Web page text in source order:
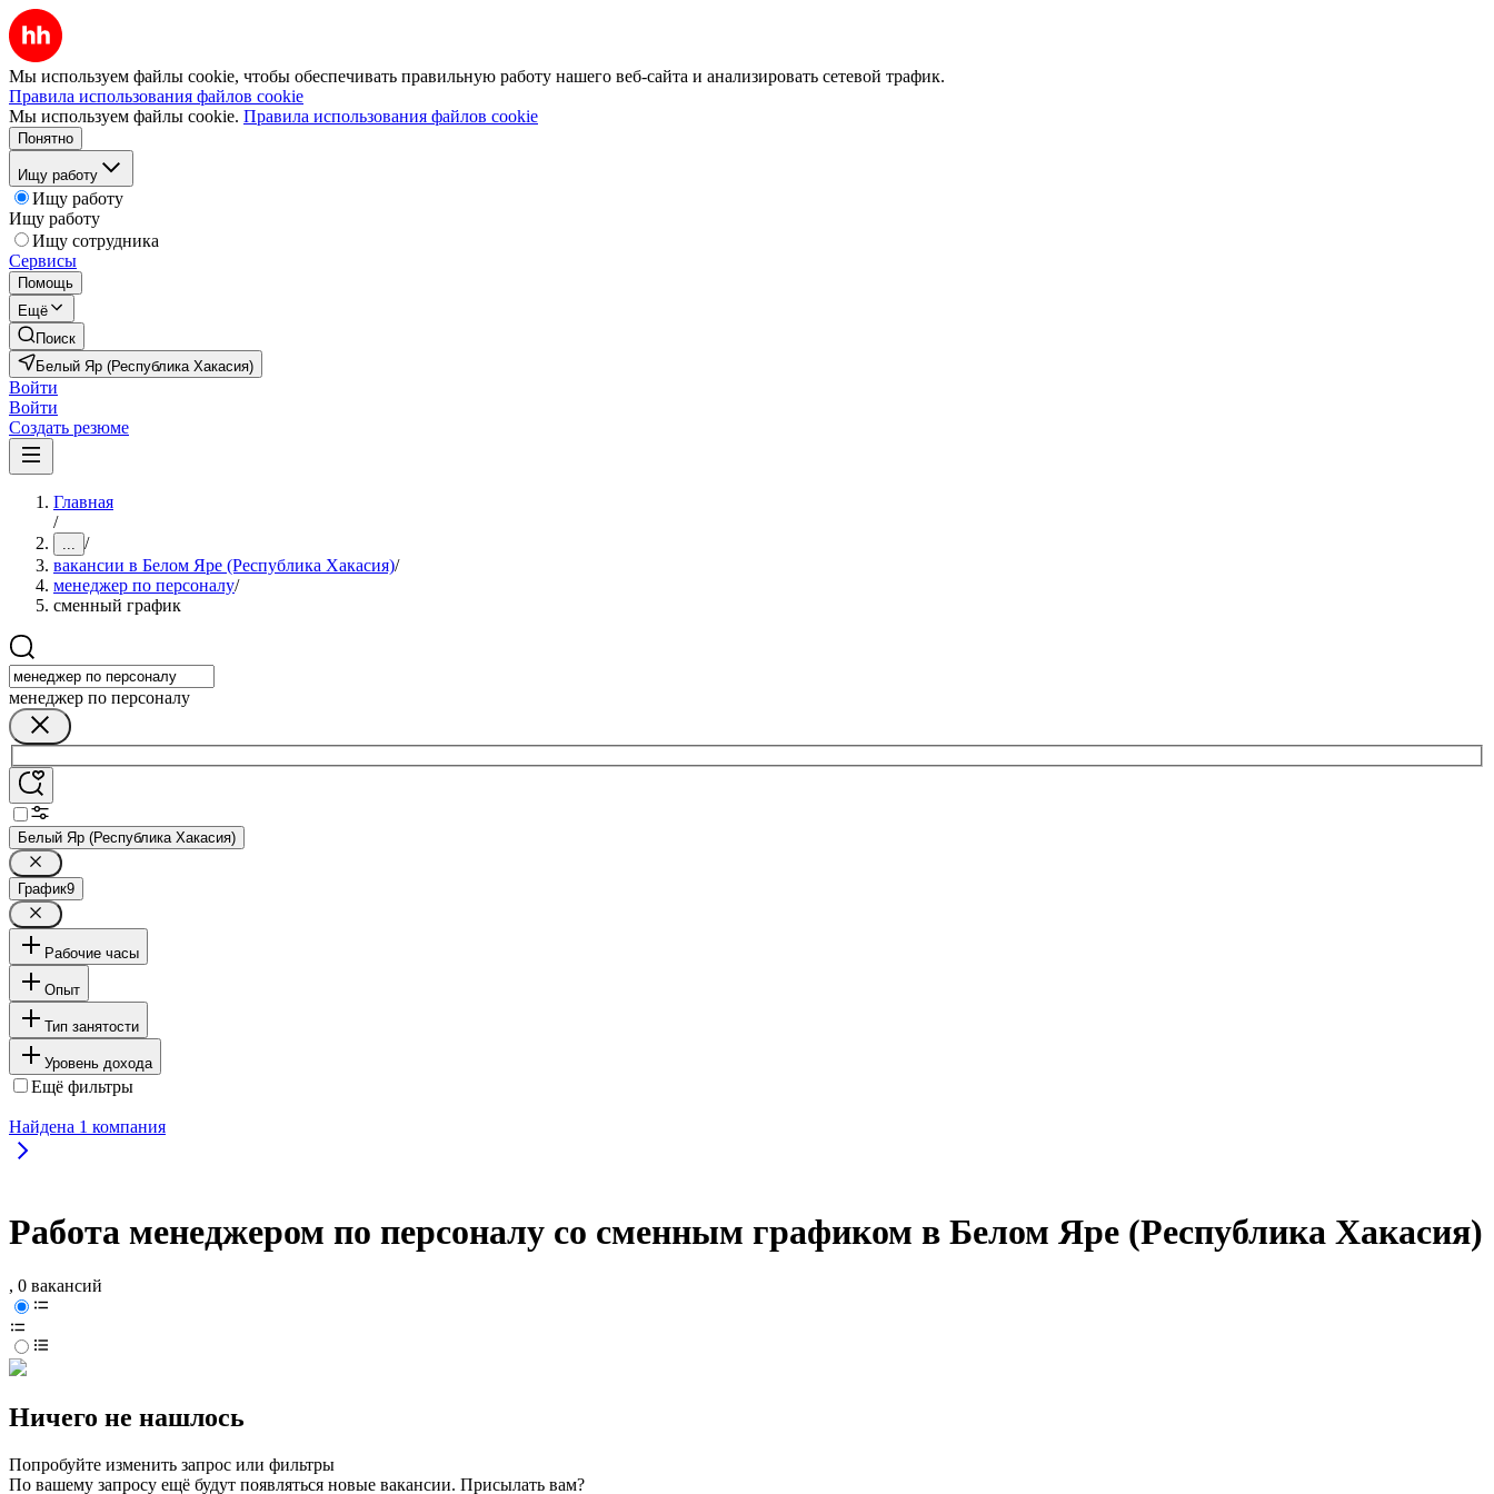
Мы используем файлы cookie, чтобы обеспечивать правильную работу нашего веб-сайта и анализировать сетевой трафик.
Правила использования файлов cookie
Мы используем файлы cookie. Правила использования файлов cookie
Понятно
Ищу работу
Ищу работу
Ищу работу
Ищу сотрудника
Сервисы
Помощь
Ещё
Поиск
Белый Яр (Республика Хакасия)
Войти
Войти
Создать резюме
Главная
/
... /
вакансии в Белом Яре (Республика Хакасия)/
менеджер по персоналу/
сменный график
менеджер по персоналу
Белый Яр (Республика Хакасия)
График9
Рабочие часы
Опыт
Тип занятости
Уровень дохода
Ещё фильтры
Найдена 1 компания
Работа менеджером по персоналу со сменным графиком в Белом Яре (Республика Хакасия)
, 0 вакансий
Ничего не нашлось
Попробуйте изменить запрос или фильтры
По вашему запросу ещё будут появляться новые вакансии. Присылать вам?